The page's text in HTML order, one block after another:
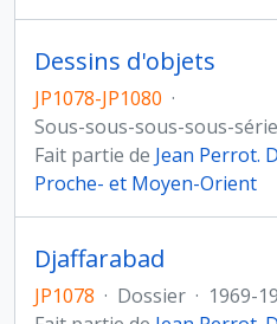
Dessins d'objets
JP1078-JP1080 ·
Sous-sous-sous-sous-
Fait partie de Jean Perrot.
Proche- et Moyen-Orient
Djaffarabad
JP1078 · Dossier · 1969-